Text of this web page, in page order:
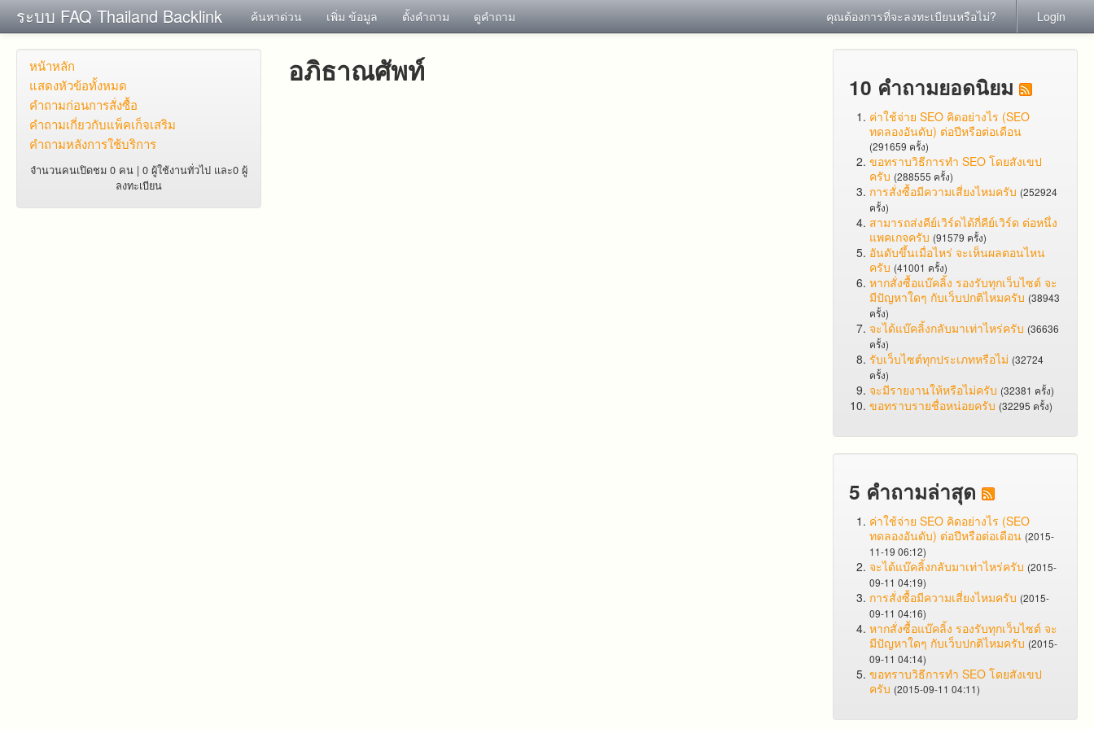
ระบบ FAQ Thailand Backlink ค้นหาด่วน เพิ่ม ข้อมูล ตั้งคำถาม ดูคำถาม คุณต้องการที่จะลงทะเบียนหรือไม่? Login
หน้าหลัก
แสดงหัวข้อทั้งหมด
คำถาม​ก่อน​การ​สั่งซื้อ​
คำถาม​เกี่ยว​กับ​แพ็คเก็จ​เสริม
คำถามหลังการใช้บริการ
จำนวนคนเปิดชม 0 คน | 0 ผู้ใช้งานทั่วไป และ0 ผู้
ลงทะเบียน
อภิธาณศัพท์ 10 คำถามยอดนิยม
ค่าใช้จ่าย SEO คิดอย่างไร (SEO
ทดลองอันดับ) ต่อปีหรือต่อเดือน
(291659 ครั้ง)
ขอทราบวิธีการทำ SEO โดยสังเขป
ครับ (288555 ครั้ง)
การสั่งซื้อมีความเสี่ยงไหมครับ (252924
ครั้ง)
สามารถส่งคีย์เวิร์ดได้กี่คีย์เวิร์ด ต่อหนึ่ง
แพคเกจครับ (91579 ครั้ง)
อันดับขึ้นเมื่อไหร่ จะเห็นผลตอนไหน
ครับ (41001 ครั้ง)
หากสั่งซื้อแบ๊คลิ้ง รองรับทุกเว็บไซต์ จะ
มีปัญหาใดๆ กับเว็บปกติไหมครับ (38943
ครั้ง)
จะได้แบ๊คลิ้งกลับมาเท่าไหร่ครับ (36636
ครั้ง)
รับเว็บไซต์ทุกประเภทหรือไม่ (32724
ครั้ง)
จะมีรายงานให้หรือไม่ครับ (32381 ครั้ง)
ขอทราบรายชื่อหน่อยครับ (32295 ครั้ง)
5 คำถามล่าสุด
ค่าใช้จ่าย SEO คิดอย่างไร (SEO
ทดลองอันดับ) ต่อปีหรือต่อเดือน (2015-
11-19 06:12)
จะได้แบ๊คลิ้งกลับมาเท่าไหร่ครับ (2015-
09-11 04:19)
การสั่งซื้อมีความเสี่ยงไหมครับ (2015-
09-11 04:16)
หากสั่งซื้อแบ๊คลิ้ง รองรับทุกเว็บไซต์ จะ
มีปัญหาใดๆ กับเว็บปกติไหมครับ (2015-
09-11 04:14)
ขอทราบวิธีการทำ SEO โดยสังเขป
ครับ (2015-09-11 04:11)